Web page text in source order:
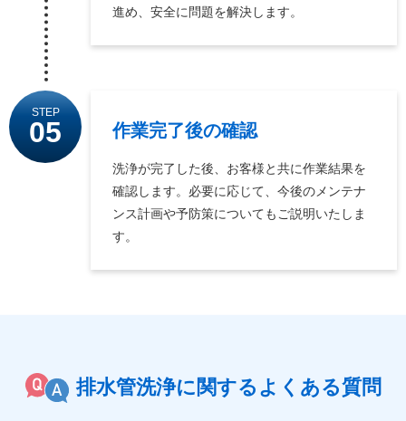
進め、安全に問題を解決します。
STEP
05 作業完了後の確認
洗浄が完了した後、お客様と共に作業結果を
確認します。必要に応じて、今後のメンテナ
ンス計画や予防策についてもご説明いたしま
す。
排水管洗浄に関するよくある質問